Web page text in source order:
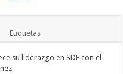
Etiquetas
su liderazgo en SDE con el